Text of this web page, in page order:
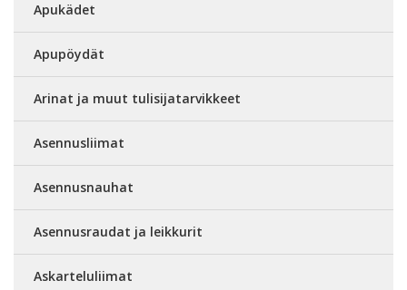
Apukädet
Apupöydät
Arinat ja muut tulisijatarvikkeet
Asennusliimat
Asennusnauhat
Asennusraudat ja leikkurit
Askarteluliimat